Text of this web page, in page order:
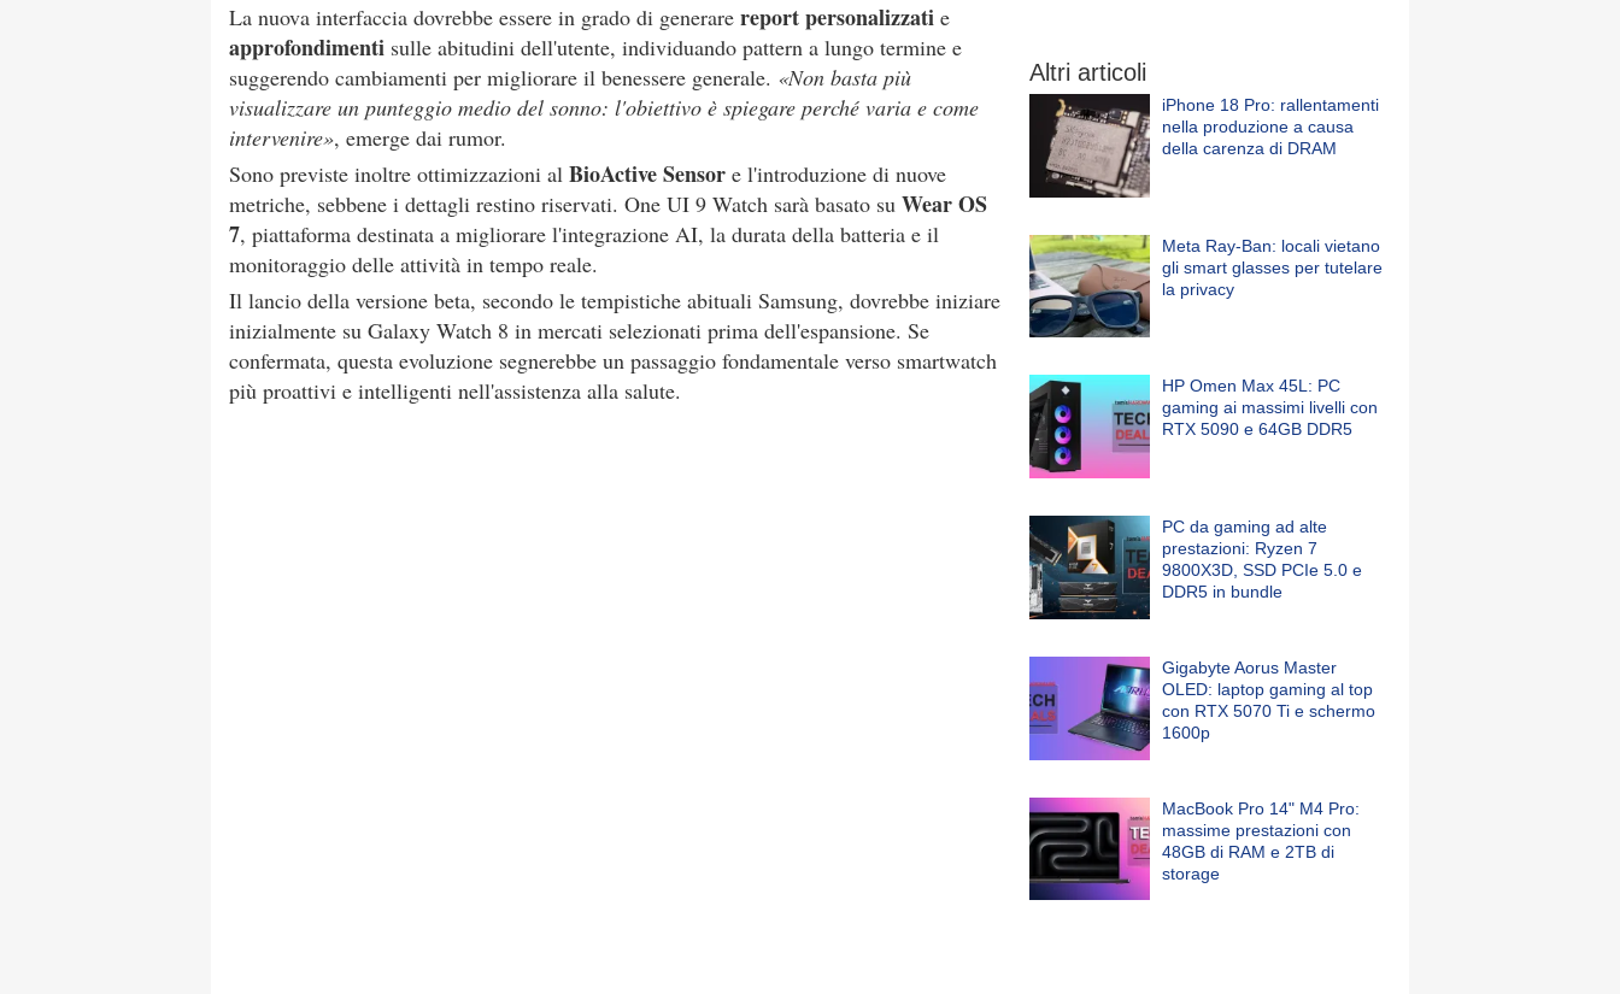
La nuova interfaccia dovrebbe essere in grado di generare report personalizzati e
approfondimenti sulle abitudini dell'utente, individuando pattern a lungo termine e
suggerendo cambiamenti per migliorare il benessere generale. «Non basta più
visualizzare un punteggio medio del sonno: l'obiettivo è spiegare perché varia e come
intervenire», emerge dai rumor.
Sono previste inoltre ottimizzazioni al BioActive Sensor e l'introduzione di nuove
metriche, sebbene i dettagli restino riservati. One UI 9 Watch sarà basato su Wear OS
7, piattaforma destinata a migliorare l'integrazione AI, la durata della batteria e il
monitoraggio delle attività in tempo reale.
Il lancio della versione beta, secondo le tempistiche abituali Samsung, dovrebbe iniziare
inizialmente su Galaxy Watch 8 in mercati selezionati prima dell'espansione. Se
confermata, questa evoluzione segnerebbe un passaggio fondamentale verso smartwatch
più proattivi e intelligenti nell'assistenza alla salute.
Altri articoli
iPhone 18 Pro: rallentamenti
nella produzione a causa
della carenza di DRAM
Meta Ray-Ban: locali vietano
gli smart glasses per tutelare
la privacy
HP Omen Max 45L: PC
gaming ai massimi livelli con
RTX 5090 e 64GB DDR5
PC da gaming ad alte
prestazioni: Ryzen 7
9800X3D, SSD PCIe 5.0 e
DDR5 in bundle
Gigabyte Aorus Master
OLED: laptop gaming al top
con RTX 5070 Ti e schermo
1600p
MacBook Pro 14" M4 Pro:
massime prestazioni con
48GB di RAM e 2TB di
storage